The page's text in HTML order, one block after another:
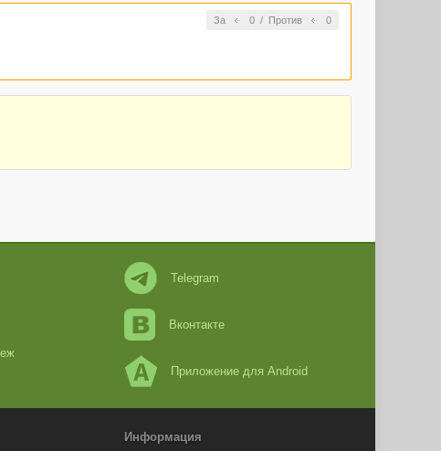
За 0/ Против 0
Telegram
Вконтакте
Приложение для Android
Информация